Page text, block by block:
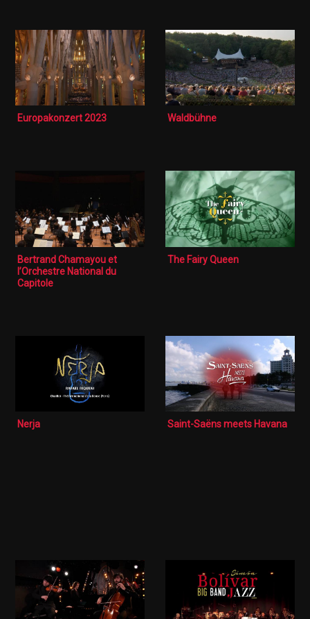
Europakonzert 2023 Waldbühne
Bertrand Chamayou et
l’Orchestre National du
Capitole
The Fairy Queen
Nerja Saint-Saëns meets Havana